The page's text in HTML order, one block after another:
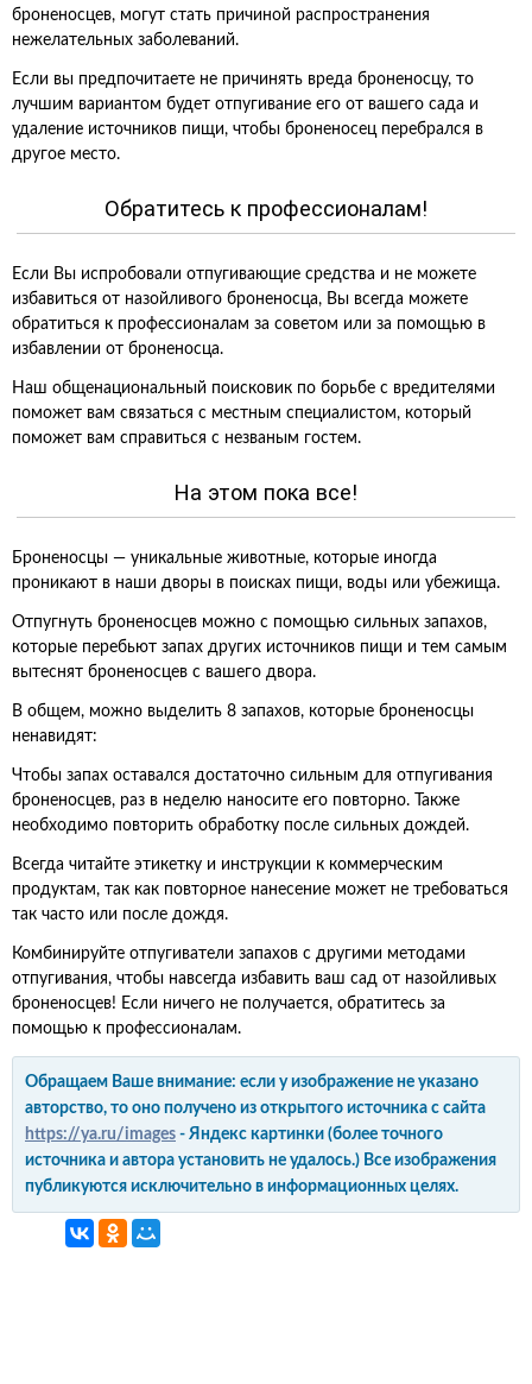
броненосцев, могут стать причиной распространения
нежелательных заболеваний.
Если вы предпочитаете не причинять вреда броненосцу, то
лучшим вариантом будет отпугивание его от вашего сада и
удаление источников пищи, чтобы броненосец перебрался в
другое место.
Обратитесь к профессионалам!
Если Вы испробовали отпугивающие средства и не можете
избавиться от назойливого броненосца, Вы всегда можете
обратиться к профессионалам за советом или за помощью в
избавлении от броненосца.
Наш общенациональный поисковик по борьбе с вредителями
поможет вам связаться с местным специалистом, который
поможет вам справиться с незваным гостем.
На этом пока все!
Броненосцы — уникальные животные, которые иногда
проникают в наши дворы в поисках пищи, воды или убежища.
Отпугнуть броненосцев можно с помощью сильных запахов,
которые перебьют запах других источников пищи и тем самым
вытеснят броненосцев с вашего двора.
В общем, можно выделить 8 запахов, которые броненосцы
ненавидят:
Чтобы запах оставался достаточно сильным для отпугивания
броненосцев, раз в неделю наносите его повторно. Также
необходимо повторить обработку после сильных дождей.
Всегда читайте этикетку и инструкции к коммерческим
продуктам, так как повторное нанесение может не требоваться
так часто или после дождя.
Комбинируйте отпугиватели запахов с другими методами
отпугивания, чтобы навсегда избавить ваш сад от назойливых
броненосцев! Если ничего не получается, обратитесь за
помощью к профессионалам.
Обращаем Ваше внимание: если у изображение не указано
авторство, то оно получено из открытого источника с сайта
https://ya.ru/images - Яндекс картинки (более точного
источника и автора установить не удалось.) Все изображения
публикуются исключительно в информационных целях.